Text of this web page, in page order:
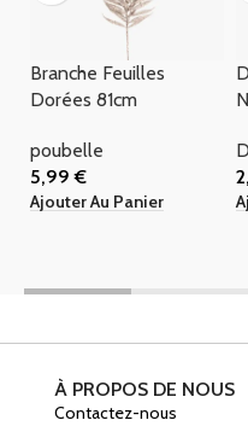
Branche Feuilles
Dorées 81cm
poubelle
5,99€
Ajouter Au Panier
À PROPOS DE NOUS
Contactez-nous